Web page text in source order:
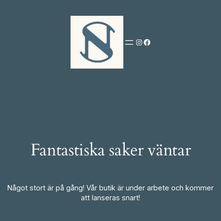
Instagram
Facebook
Fantastiska saker väntar
Något stort är på gång! Vår butik är under arbete och kommer
att lanseras snart!